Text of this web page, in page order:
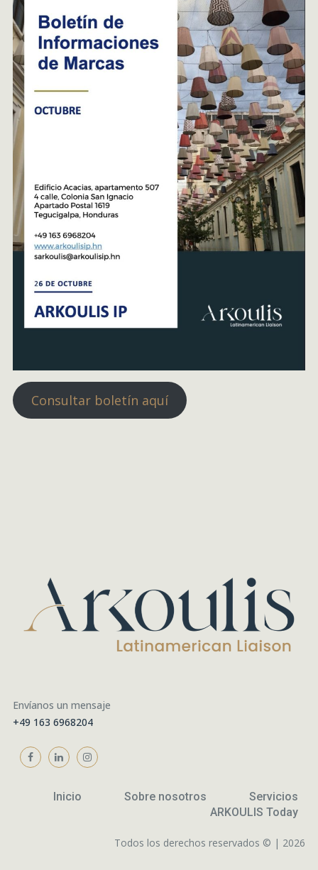
Consultar boletín aquí
Envíanos un mensaje
+49 163 6968204
Inicio Sobre nosotros
Servicios
ARKOULIS Today
Todos los derechos reservados © | 2026